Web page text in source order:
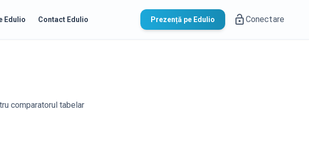
Edulio Contact Edulio Prezență pe Edulio Conectare
comparatorul tabelar